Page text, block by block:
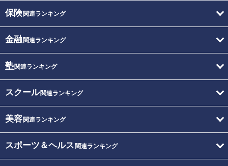
保険関連ランキング
金融関連ランキング
塾関連ランキング
スクール関連ランキング
美容関連ランキング
スポーツ＆ヘルス 関連ランキング